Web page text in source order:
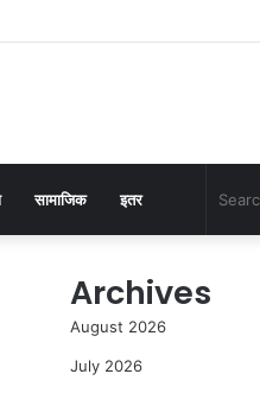
महाजन यांनी केली पाहणी
सामाजिक इतर
Archives
August 2026
July 2026